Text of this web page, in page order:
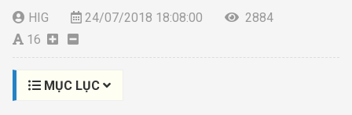
HIG 24/07/2018 18:08:00
2884
16
MỤC LỤC